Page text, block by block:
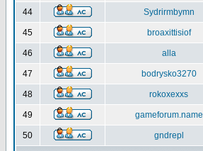
44 Sydrirmbymn
45 broaxittisiof
46 alla
47 bodrysko3270
48 rokoxexxs
49 gameforum.name
50 gndrepl